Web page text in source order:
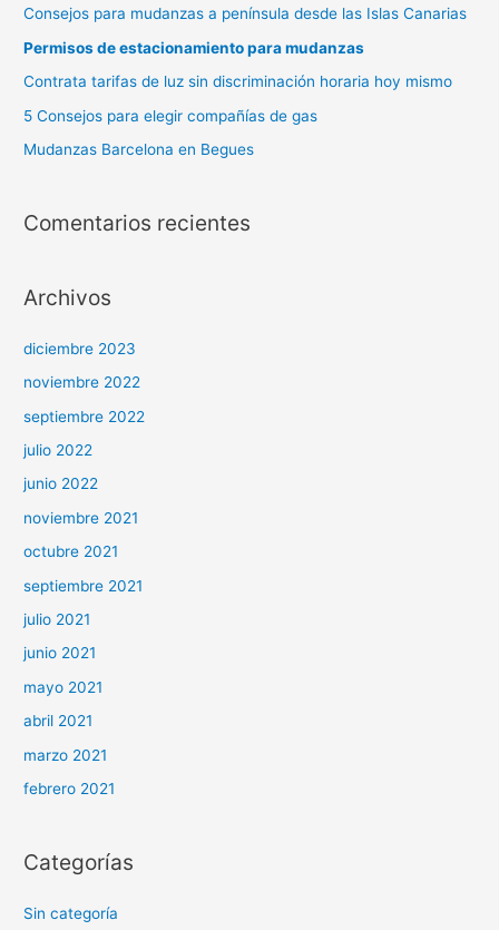
Consejos para mudanzas a península desde las Islas Canarias
Permisos de estacionamiento para mudanzas
Contrata tarifas de luz sin discriminación horaria hoy mismo
5 Consejos para elegir compañías de gas
Mudanzas Barcelona en Begues
Comentarios recientes
Archivos
diciembre 2023
noviembre 2022
septiembre 2022
julio 2022
junio 2022
noviembre 2021
octubre 2021
septiembre 2021
julio 2021
junio 2021
mayo 2021
abril 2021
marzo 2021
febrero 2021
Categorías
Sin categoría